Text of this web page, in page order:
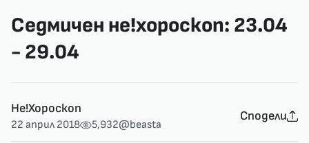
Седмичен не!хороскоп: 23.04
- 29.04
Не!Хороскоп
22 април 2018 5,932@beasta
Сподели